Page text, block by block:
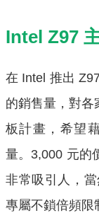
Intel Z97
在 Intel 推出
的銷售量，對各
板計畫，希望
量。3,000 元的
非常吸引人，
專屬不鎖倍頻限